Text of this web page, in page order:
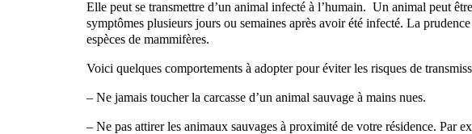
Elle peut se transmettre d’un animal infecté à l’humain. Un animal peut
symptômes plusieurs jours ou semaines après avoir été infecté. La
espèces de mammifères.
Voici quelques comportements à adopter pour éviter les risques de
– Ne jamais toucher la carcasse d’un animal sauvage à mains nues.
– Ne pas attirer les animaux sauvages à proximité de votre résidence. Par